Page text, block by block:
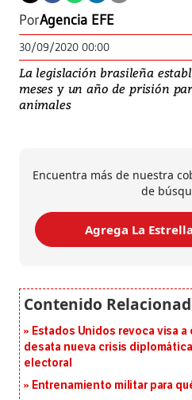
PorAgencia EFE
30/09/2020 00:00
La legislación brasileña
meses y un año de prisión
animales
Encuentra más de nuestra
de
Agrega La
Estados Unidos revoca visa a
desata nueva crisis
electoral
Entrenamiento militar para